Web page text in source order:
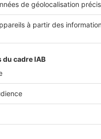
pro
à My SeLoger Pro